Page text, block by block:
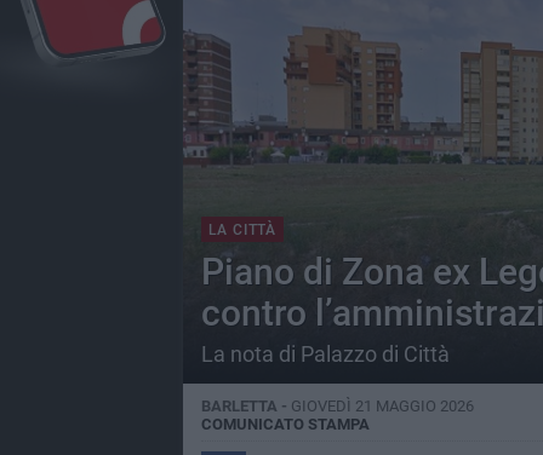
LA CITTÀ
Piano di Zona ex
contro
La nota di Palazzo di Città
BARLETTA - GIOVEDÌ 21 MAGGIO 2026
COMUNICATO STAMPA